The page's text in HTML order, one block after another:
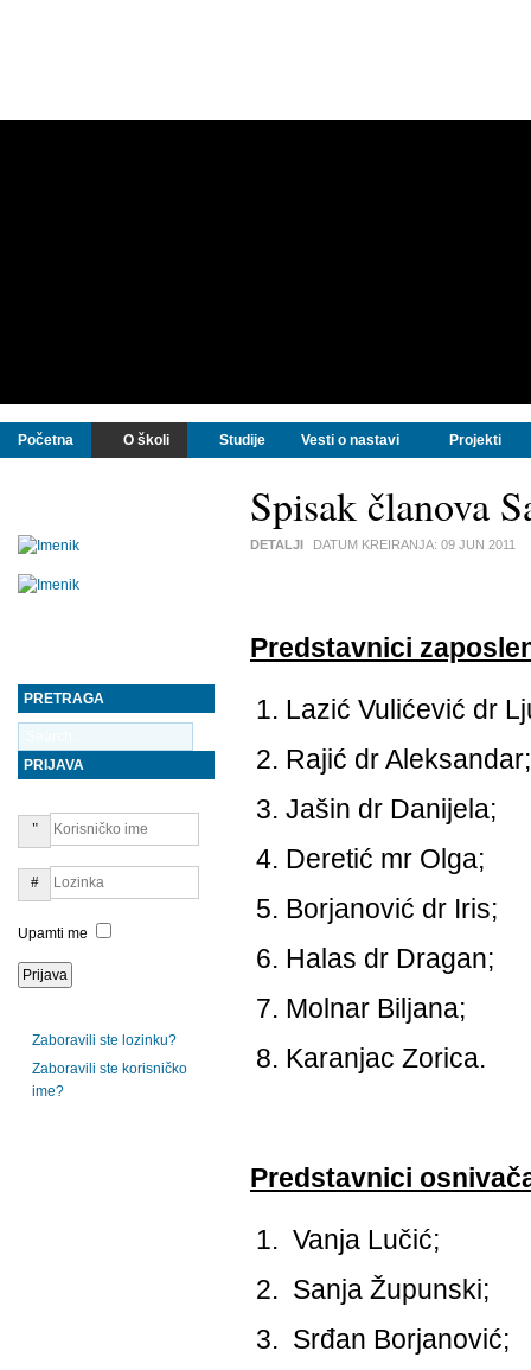
Početna O školi Studije Vesti o nastavi Projekti
Spisak članova
DETALJI DATUM KREIRANJA: 09 JUN 2011
Predstavnici
Lazić Vulićević dr
Rajić dr Aleksandar;
Jašin dr Danijela;
Deretić mr Olga;
Borjanović dr Iris;
Halas dr Dragan;
Molnar Biljana;
Karanjac Zorica.
Predstavnici
Vanja Lučić;
Sanja Župunski;
Srđan Borjanović;
PRETRAGA
PRIJAVA
Upamti me
Zaboravili ste lozinku?
Zaboravili ste korisničko
ime?